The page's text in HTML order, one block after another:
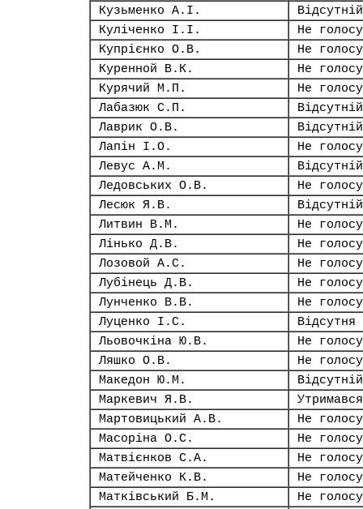
Кузьменко А.І.
Відсутній
Куліченко І.І.
Не
Купрієнко О.В.
Не
Куренной В.К.
Не
Курячий М.П.
Не
Лабазюк С.П.
Відсутній
Лаврик О.В.
Відсутній
Лапін І.О.
Не
Левус А.М.
Відсутній
Ледовських О.В.
Не
Лесюк Я.В.
Відсутній
Литвин В.М.
Не
Лінько Д.В.
Не
Лозовой А.С.
Не
Лубінець Д.В.
Не
Лунченко В.В.
Не
Луценко І.С.
Відсутня
Льовочкіна Ю.В.
Не
Ляшко О.В.
Не
Македон Ю.М.
Відсутній
Маркевич Я.В.
Утримався
Мартовицький А.В.
Не
Масоріна О.С.
Не
Матвієнков С.А.
Не
Матейченко К.В.
Не
Матківський Б.М.
Не